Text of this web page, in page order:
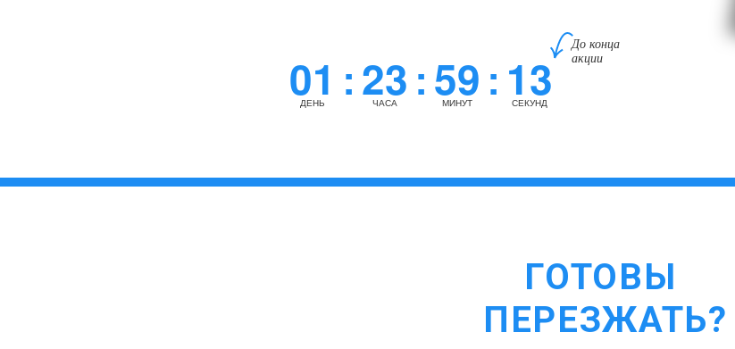
До конца
акции
01:
ДЕНЬ 23:
ЧАСА 59:
МИНУТ 12
СЕКУНД
ГОТОВЫ
ПЕРЕЗЖАТЬ?